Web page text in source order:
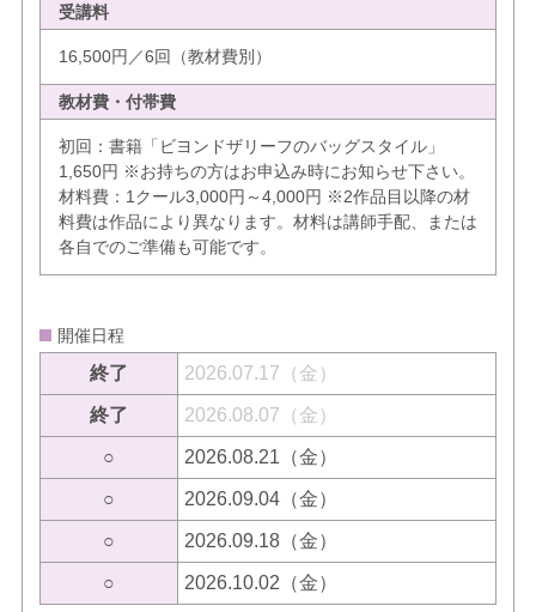
受講料
16,500円／6回（教材費別）
教材費・付帯費
初回：書籍「ビヨンドザリーフのバッグスタイル」
1,650円 ※お持ちの方はお申込み時にお知らせ下さい。
材料費：1クール3,000円～4,000円 ※2作品目以降の材
料費は作品により異なります。材料は講師手配、または
各自でのご準備も可能です。
開催日程
終了 2026.07.17（金）
終了 2026.08.07（金）
○ 2026.08.21（金）
○ 2026.09.04（金）
○ 2026.09.18（金）
○ 2026.10.02（金）